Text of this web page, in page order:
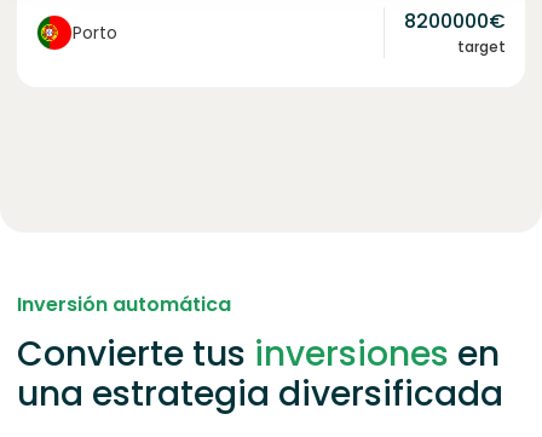
Porto 8200000€
target
Inversión automática
Convierte tus inversiones en
una estrategia diversificada